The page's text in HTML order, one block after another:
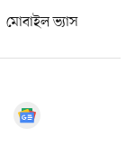
মোবাইল ভ্যাস